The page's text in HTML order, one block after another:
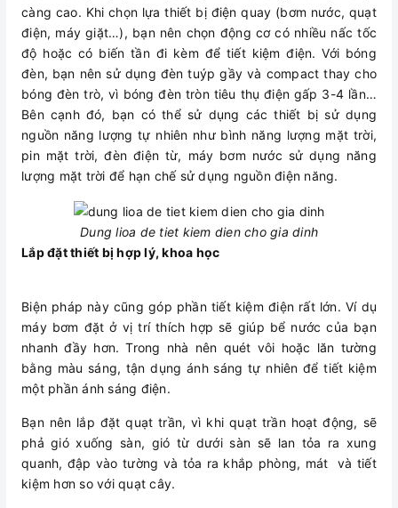
càng cao. Khi chọn lựa thiết bị điện quay (bơm nước, quạt
điện, máy giặt…), bạn nên chọn động cơ có nhiều nấc tốc
độ hoặc có biến tần đi kèm để tiết kiệm điện. Với bóng
đèn, bạn nên sử dụng đèn tuýp gầy và compact thay cho
bóng đèn trò, vì bóng đèn tròn tiêu thụ điện gấp 3-4 lần…
Bên cạnh đó, bạn có thể sử dụng các thiết bị sử dụng
nguồn năng lượng tự nhiên như bình năng lượng mặt trời,
pin mặt trời, đèn điện từ, máy bơm nước sử dụng năng
lượng mặt trời để hạn chế sử dụng nguồn điện năng.
Dung lioa de tiet kiem dien cho gia dinh
Lắp đặt thiết bị hợp lý, khoa học
Biện pháp này cũng góp phần tiết kiệm điện rất lớn. Ví dụ
máy bơm đặt ở vị trí thích hợp sẽ giúp bể nước của bạn
nhanh đầy hơn. Trong nhà nên quét vôi hoặc lăn tường
bằng màu sáng, tận dụng ánh sáng tự nhiên để tiết kiệm
một phần ánh sáng điện.
Bạn nên lắp đặt quạt trần, vì khi quạt trần hoạt động, sẽ
phả gió xuống sàn, gió từ dưới sàn sẽ lan tỏa ra xung
quanh, đập vào tường và tỏa ra khắp phòng, mát và tiết
kiệm hơn so với quạt cây.